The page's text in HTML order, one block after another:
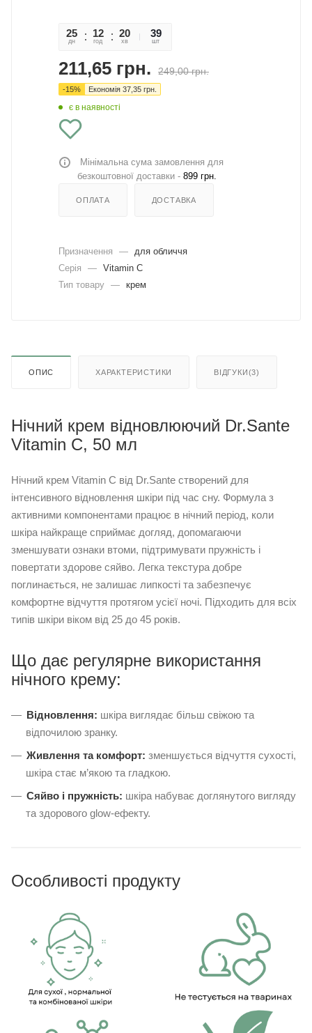
25
дн
12
год
20
хв
17
сек
39
шт
211,65 грн. 249,00грн.
-15% Економія 37,35 грн.
є в наявності
Мінімальна сума замовлення для
безкоштовної доставки - 899 грн.
ОПЛАТА ДОСТАВКА
Призначення —
для обличчя
Серія
— Vitamin C
Тип товару — крем
ОПИС ХАРАКТЕРИСТИКИ ВІДГУКИ(3)
Нічний крем відновлюючий Dr.Sante
Vitamin C, 50 мл
Нічний крем Vitamin C від Dr.Sante створений для
інтенсивного відновлення шкіри під час сну. Формула з
активними компонентами працює в нічний період, коли
шкіра найкраще сприймає догляд, допомагаючи
зменшувати ознаки втоми, підтримувати пружність і
повертати здорове сяйво. Легка текстура добре
поглинається, не залишає липкості та забезпечує
комфортне відчуття протягом усієї ночі. Підходить для всіх
типів шкіри віком від 25 до 45 років.
Що дає регулярне використання
нічного крему:
Відновлення: шкіра виглядає більш свіжою та
відпочилою зранку.
Живлення та комфорт: зменшується відчуття сухості,
шкіра стає м’якою та гладкою.
Сяйво і пружність: шкіра набуває доглянутого вигляду
та здорового glow-ефекту.
Особливості продукту